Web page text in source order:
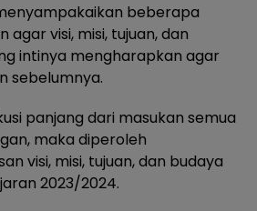
beberapa
agar visi, misi, tujuan, dan
intinya mengharapkan agar
sebelumnya.
panjang dari masukan semua
maka diperoleh
visi, misi, tujuan, dan budaya
2023/2024.